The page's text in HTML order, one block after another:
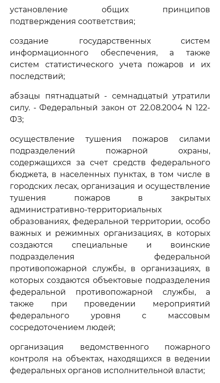
установление общих принципов
подтверждения соответствия;
создание государственных систем
информационного обеспечения, а также
систем статистического учета пожаров и их
последствий;
абзацы пятнадцатый - семнадцатый утратили
силу. - Федеральный закон от 22.08.2004 N 122-
ФЗ;
осуществление тушения пожаров силами
подразделений пожарной охраны,
содержащихся за счет средств федерального
бюджета, в населенных пунктах, в том числе в
городских лесах, организация и осуществление
тушения пожаров в закрытых
административно-территориальных
образованиях, федеральной территории, особо
важных и режимных организациях, в которых
создаются специальные и воинские
подразделения федеральной
противопожарной службы, в организациях, в
которых создаются объектовые подразделения
федеральной противопожарной службы, а
также при проведении мероприятий
федерального уровня с массовым
сосредоточением людей;
организация ведомственного пожарного
контроля на объектах, находящихся в ведении
федеральных органов исполнительной власти;